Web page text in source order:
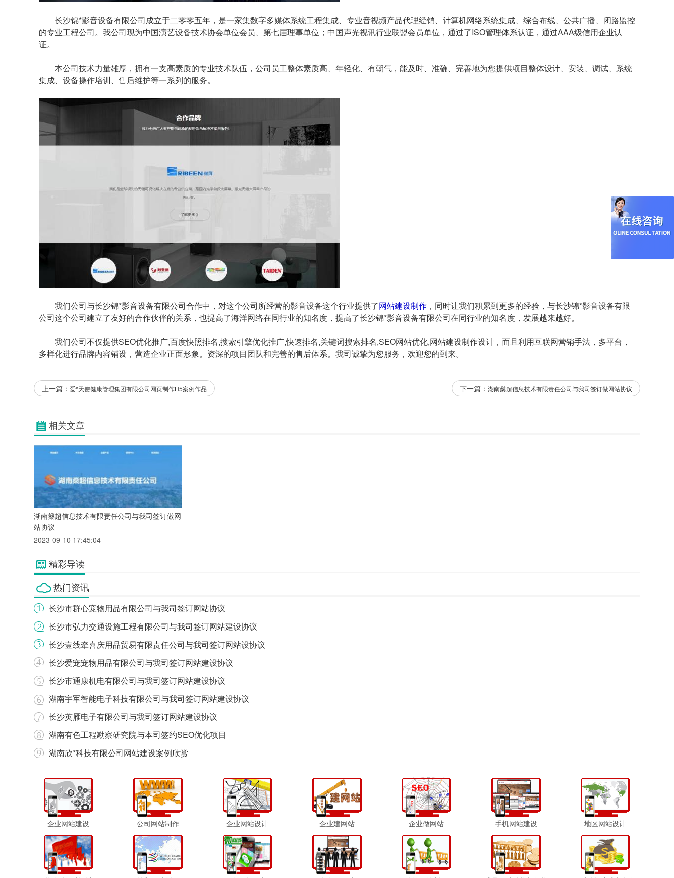
长沙锦*影音设备有限公司成立于二零零五年，是一家集数字多媒体系统工程集成、专业音视频产品代理经销、计算机网络系统集成、综合布线、公共广播、闭路监控
的专业工程公司。我公司现为中国演艺设备技术协会单位会员、第七届理事单位；中国声光视讯行业联盟会员单位，通过了ISO管理体系认证，通过AAA级信用企业认
证。
本公司技术力量雄厚，拥有一支高素质的专业技术队伍，公司员工整体素质高、年轻化、有朝气，能及时、准确、完善地为您提供项目整体设计、安装、调试、系统
集成、设备操作培训、售后维护等一系列的服务。
我们公司与长沙锦*影音设备有限公司合作中，对这个公司所经营的影音设备这个行业提供了网站建设制作 ，同时让我们积累到更多的经验，与长沙锦*影音设备有限
公司这个公司建立了友好的合作伙伴的关系，也提高了海洋网络在同行业的知名度，提高了长沙锦*影音设备有限公司在同行业的知名度，发展越来越好。
我们公司不仅提供SEO优化推广,百度快照排名,搜索引擎优化推广,快速排名,关键词搜索排名,SEO网站优化,网站建设制作设计，而且利用互联网营销手法，多平台，
多样化进行品牌内容铺设，营造企业正面形象。资深的项目团队和完善的售后体系。我司诚挚为您服务，欢迎您的到来。
上一篇： 爱*天使健康管理集团有限公司网页制作H5案例作品 下一篇： 湖南燊超信息技术有限责任公司与我司签订做网站协议
相关文章
湖南燊超信息技术有限责任公司与我司签订做网
站协议
2023-09-10 17:45:04
精彩导读
热门资讯
长沙市群心宠物用品有限公司与我司签订网站协议
长沙市弘力交通设施工程有限公司与我司签订网站建设协议
长沙壹线牵喜庆用品贸易有限责任公司与我司签订网站设协议
长沙爱宠宠物用品有限公司与我司签订网站建设协议
长沙市通康机电有限公司与我司签订网站建设协议
湖南宇军智能电子科技有限公司与我司签订网站建设协议
长沙英雁电子有限公司与我司签订网站建设协议
湖南有色工程勘察研究院与本司签约SEO优化项目
湖南欣*科技有限公司网站建设案例欣赏
企业网站建设 公司网站制作 企业网站设计 企业建网站 企业做网站 手机网站建设 地区网站设计